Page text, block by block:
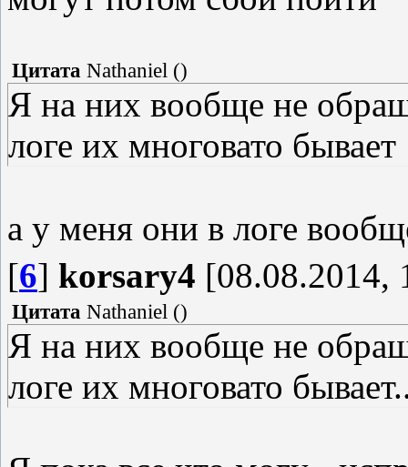
Цитата Nathaniel ()
Я на них вообще не
логе их многовато бывает
а у меня они в логе
[6] korsary4 [08.08.2014,
Цитата Nathaniel ()
Я на них вообще не
логе их многовато